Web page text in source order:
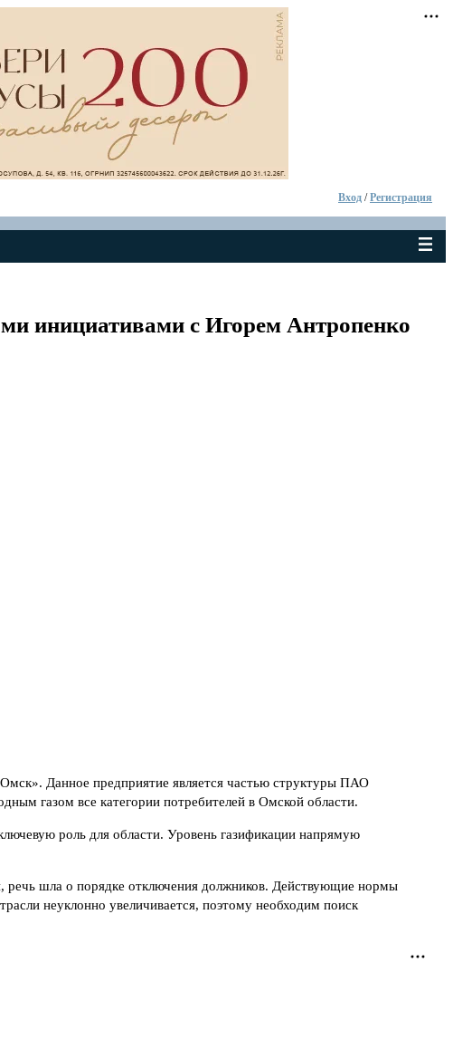
Вход /Регистрация
инициативами с Игорем Антропенко
Данное предприятие является частью структуры ПАО
газом все категории потребителей в Омской области.
роль для области. Уровень газификации напрямую
речь шла о порядке отключения должников. Действующие нормы
неуклонно увеличивается, поэтому необходим поиск